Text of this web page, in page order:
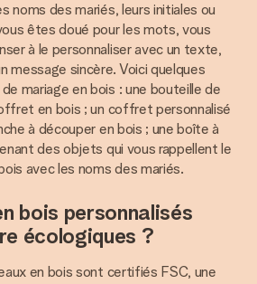
noms des mariés, leurs initiales ou
êtes doué pour les mots, vous
à le personnaliser avec un texte,
message sincère. Voici quelques
mariage en bois : une bouteille de
en bois ; un coffret personnalisé
à découper en bois ; une boîte à
des objets qui vous rappellent le
avec les noms des mariés.
bois personnalisés
écologiques ?
en bois sont certifiés FSC, une